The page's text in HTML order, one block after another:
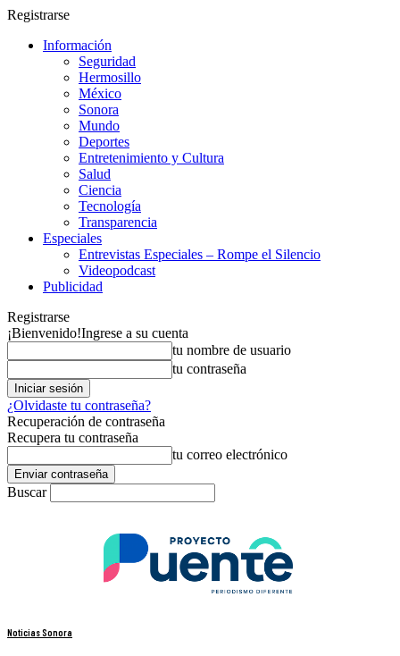
Registrarse
Información
Seguridad
Hermosillo
México
Sonora
Mundo
Deportes
Entretenimiento y Cultura
Salud
Ciencia
Tecnología
Transparencia
Especiales
Entrevistas Especiales – Rompe el Silencio
Videopodcast
Publicidad
Registrarse
¡Bienvenido!Ingrese a su cuenta
tu nombre de usuario
tu contraseña
¿Olvidaste tu contraseña?
Recuperación de contraseña
Recupera tu contraseña
tu correo electrónico
Buscar
Noticias Sonora